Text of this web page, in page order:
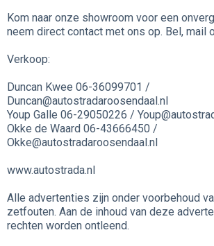
Kom naar onze showroom voor een
neem direct contact met ons op. Bel, mail
Verkoop:
Duncan Kwee 06-36099701 /
Duncan@autostradaroosendaal.nl
Youp Galle 06-29050226 /
Okke de Waard 06-43666450 /
Okke@autostradaroosendaal.nl
www.autostrada.nl
Alle advertenties zijn onder voorbehoud
zetfouten. Aan de inhoud van deze
rechten worden ontleend.